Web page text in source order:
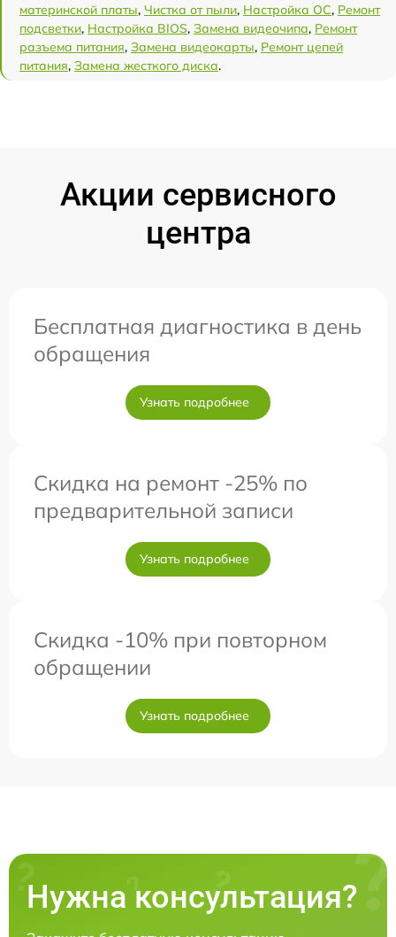
материнской платы, Чистка от пыли, Настройка ОС, Ремонт
подсветки, Настройка BIOS, Замена видеочипа, Ремонт
разъема питания, Замена видеокарты, Ремонт цепей
питания, Замена жесткого диска.
Акции сервисного
центра
Бесплатная диагностика в день
обращения
Узнать подробнее
Скидка на ремонт -25% по
предварительной записи
Узнать подробнее
Скидка -10% при повторном
обращении
Узнать подробнее
Нужна консультация?